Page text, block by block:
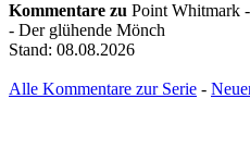
Kommentare zu Point Whitmark
- Der glühende Mönch
Stand: 08.08.2026
Alle Kommentare zur Serie -